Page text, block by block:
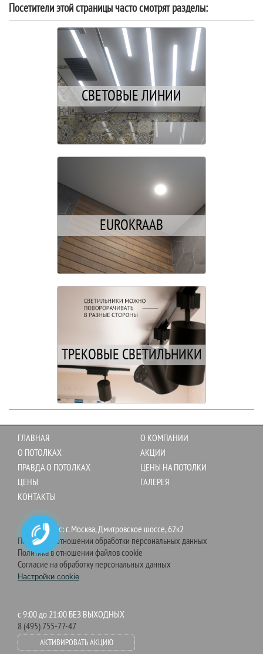
Посетители этой страницы часто смотрят разделы:
СВЕТОВЫЕ ЛИНИИ
EUROKRAAB
ТРЕКОВЫЕ СВЕТИЛЬНИКИ
ГЛАВНАЯ
О КОМПАНИИ
О ПОТОЛКАХ
АКЦИИ
ПРАВДА О ПОТОЛКАХ
ЦЕНЫ НА ПОТОЛКИ
ЦЕНЫ
ГАЛЕРЕЯ
КОНТАКТЫ
Адрес: г. Москва, Дмитровское шоссе, 62к2
Политика в отношении обработки персональных данных
Политика в отношении файлов cookie
Согласие на обработку персональных данных
Настройки cookie
c 9:00 до 21:00 БЕЗ ВЫХОДНЫХ
8 (495) 755-77-47
АКТИВИРОВАТЬ АКЦИЮ